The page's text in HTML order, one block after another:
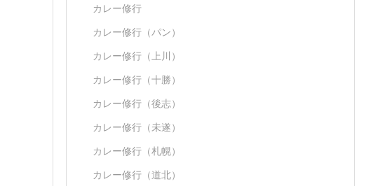
カレー修行
カレー修行（パン）
カレー修行（上川）
カレー修行（十勝）
カレー修行（後志）
カレー修行（未遂）
カレー修行（札幌）
カレー修行（道北）